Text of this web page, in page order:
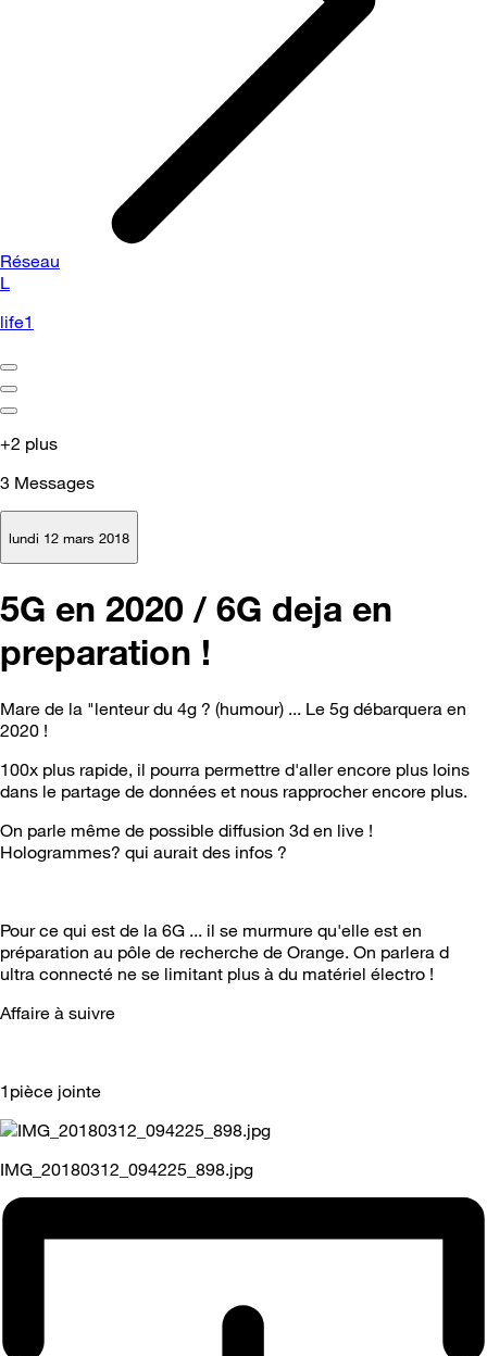
Réseau
L
life1
+2 plus
3 Messages
lundi 12 mars 2018
5G en 2020 / 6G deja en
preparation !
Mare de la "lenteur du 4g ? (humour) ... Le 5g débarquera en
2020 !
100x plus rapide, il pourra permettre d'aller encore plus loins
dans le partage de données et nous rapprocher encore plus.
On parle même de possible diffusion 3d en live !
Hologrammes? qui aurait des infos ?
Pour ce qui est de la 6G ... il se murmure qu'elle est en
préparation au pôle de recherche de Orange. On parlera d
ultra connecté ne se limitant plus à du matériel électro !
Affaire à suivre
1pièce jointe
IMG_20180312_094225_898.jpg